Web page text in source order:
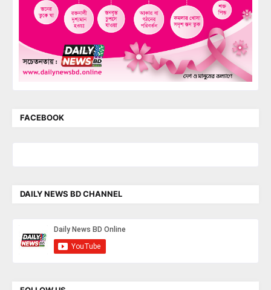
FACEBOOK
DAILY NEWS BD CHANNEL